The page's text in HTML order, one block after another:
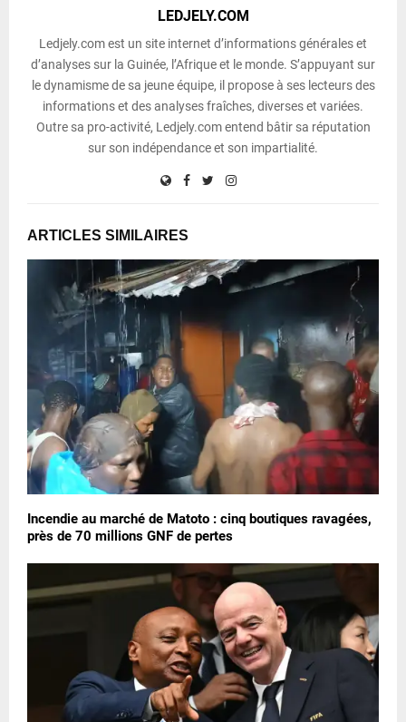
LEDJELY.COM
Ledjely.com est un site internet d’informations générales et
d’analyses sur la Guinée, l’Afrique et le monde. S’appuyant sur
le dynamisme de sa jeune équipe, il propose à ses lecteurs des
informations et des analyses fraîches, diverses et variées.
Outre sa pro-activité, Ledjely.com entend bâtir sa réputation
sur son indépendance et son impartialité.
ARTICLES SIMILAIRES
Incendie au marché de Matoto : cinq boutiques ravagées,
près de 70 millions GNF de pertes